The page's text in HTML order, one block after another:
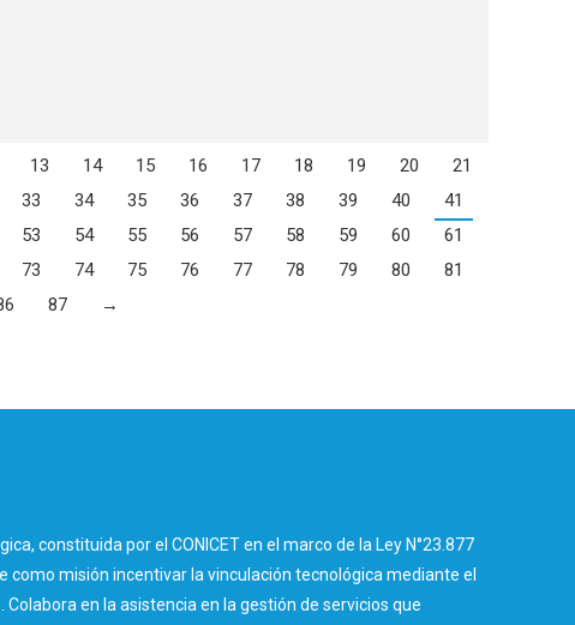
13 14 15 16 17 18 19 20
21
33 34 35 36 37 38 39 40
41
53 54 55 56 57 58 59 60
61
73 74 75 76 77 78 79 80
81
87 →
constituida por el CONICET en el marco de la Ley N°23.877
como misión incentivar la vinculación tecnológica mediante el
en la asistencia en la gestión de servicios que